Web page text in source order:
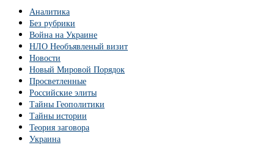
Аналитика
Без рубрики
Война на Украине
НЛО Необъявленый визит
Новости
Новый Мировой Порядок
Просветленные
Российские элиты
Тайны Геополитики
Тайны истории
Теория заговора
Украина